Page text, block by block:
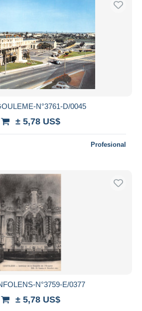
N°3761-D/0045
± 5,78 US$
Profesional
N°3759-E/0377
± 5,78 US$